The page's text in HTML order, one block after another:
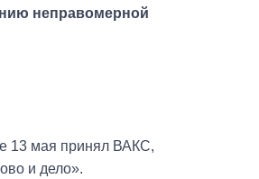
неправомерной
13 мая принял ВАКС,
и дело».